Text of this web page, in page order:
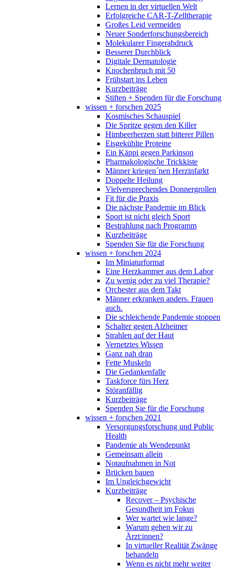
Lernen in der virtuellen Welt
Erfolgreiche CAR-T-Zelltherapie
Großes Leid vermeiden
Neuer Sonderforschungsbereich
Molekularer Fingerabdruck
Besserer Durchblick
Digitale Dermatologie
Knochenbruch mit 50
Frühstart ins Leben
Kurzbeiträge
Stiften + Spenden für die Forschung
wissen + forschen 2025
Kosmisches Schauspiel
Die Spritze gegen den Killer
Himbeerherzen statt bitterer Pillen
Eisgekühlte Proteine
Ein Käppi gegen Parkinson
Pharmakologische Trickkiste
Männer kriegen´nen Herzinfarkt
Doppelte Heilung
Vielversprechendes Donnergrollen
Fit für die Praxis
Die nächste Pandemie im Blick
Sport ist nicht gleich Sport
Bestrahlung nach Programm
Kurzbeiträge
Spenden Sie für die Forschung
wissen + forschen 2024
Im Miniaturformat
Eine Herzkammer aus dem Labor
Zu wenig oder zu viel Therapie?
Orchester aus dem Takt
Männer erkranken anders. Frauen
auch.
Die schleichende Pandemie stoppen
Schalter gegen Alzheimer
Strahlen auf der Haut
Vernetztes Wissen
Ganz nah dran
Fette Muskeln
Die Gedankenfalle
Taskforce fürs Herz
Störanfällig
Kurzbeiträge
Spenden Sie für die Forschung
wissen + forschen 2021
Versorgungsforschung und Public
Health
Pandemie als Wendepunkt
Gemeinsam allein
Notaufnahmen in Not
Brücken bauen
Im Ungleichgewicht
Kurzbeiträge
Recover – Psychische
Gesundheit im Fokus
Wer wartet wie lange?
Warum gehen wir zu
Ärzt:innen?
In virtueller Realität Zwänge
behandeln
Wenn es nicht mehr weiter